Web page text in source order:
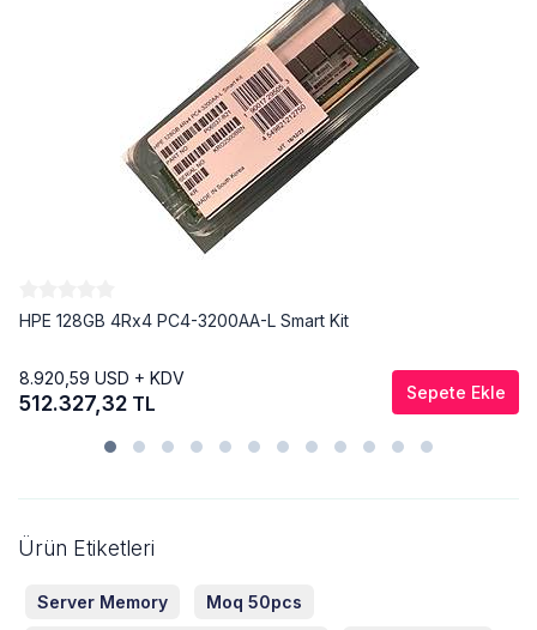
HPE 128GB 4Rx4 PC4-3200AA-L Smart Kit
8.920,59 USD + KDV
512.327,32 TL Sepete Ekle
Ürün Etiketleri
Server Memory Moq 50pcs